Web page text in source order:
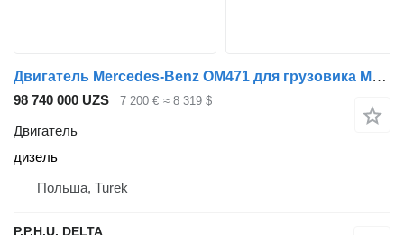
Двигатель Mercedes-Benz OM471 для грузовика Mercedes-Benz ACTROS ANTOS AROCS
98 740 000 UZS 7 200 € ≈ 8 319 $
Двигатель
дизель
Польша, Turek
P.P.H.U. DELTA